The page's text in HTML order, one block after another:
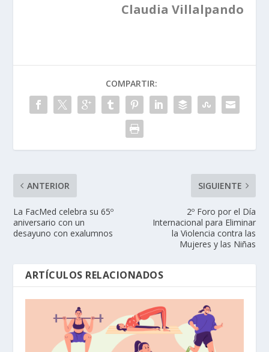
Claudia Villalpando
COMPARTIR:
ANTERIOR
La FacMed celebra su 65º
aniversario con un
desayuno con exalumnos
SIGUIENTE
2º Foro por el Día
Internacional para Eliminar
la Violencia contra las
Mujeres y las Niñas
ARTÍCULOS RELACIONADOS